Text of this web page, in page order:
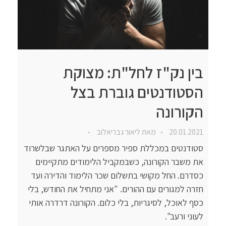
בין נק"ז לחל"ת: מצוקת
הסטודנטים גוברת בצל
הקורונה
20.01.2021 מאתליאור גבריאלוב
סטודנטים במכללת ספיר מספרים על האתגר שבלשרוד
את משבר הקורונה, כשבמקביל הלימודים מתקיימים
כסדרם. החל מקושי בתשלום שכר הלימוד והדירה ועד
חזרה למגורים עם ההורים. "אני מתחיל את החודש, בלי
כסף לאוכל, לסיגריות, בלי כלום. הקורונה דרדרה אותי
לעוני ורעב".